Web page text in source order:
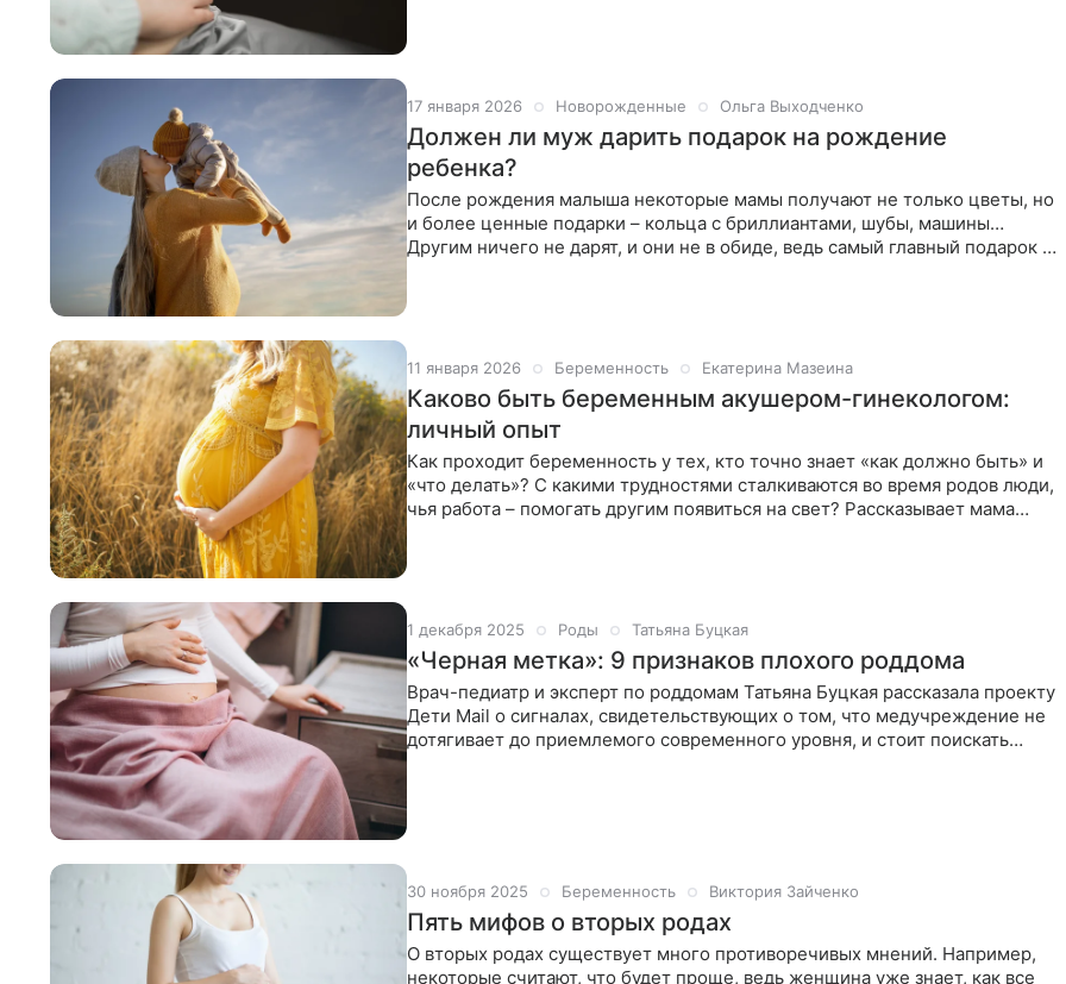
17 января 2026 Новорожденные Ольга Выходченко
Должен ли муж дарить подарок на рождение
ребенка?
После рождения малыша некоторые мамы получают не только цветы, но
и более ценные подарки – кольца с бриллиантами, шубы, машины…
Другим ничего не дарят, и они не в обиде, ведь самый главный подарок –
11 января 2026 Беременность Екатерина Мазеина
Каково быть беременным акушером-гинекологом:
личный опыт
Как проходит беременность у тех, кто точно знает «как должно быть» и
«что делать»? С какими трудностями сталкиваются во время родов люди,
чья работа – помогать другим появиться на свет? Рассказывает мама
1 декабря 2025 Роды Татьяна Буцкая
«Черная метка»: 9 признаков плохого роддома
Врач-педиатр и эксперт по роддомам Татьяна Буцкая рассказала проекту
Дети Mail о сигналах, свидетельствующих о том, что медучреждение не
дотягивает до приемлемого современного уровня, и стоит поискать
30 ноября 2025 Беременность Виктория Зайченко
Пять мифов о вторых родах
О вторых родах существует много противоречивых мнений. Например,
некоторые считают, что будет проще, ведь женщина уже знает, как все